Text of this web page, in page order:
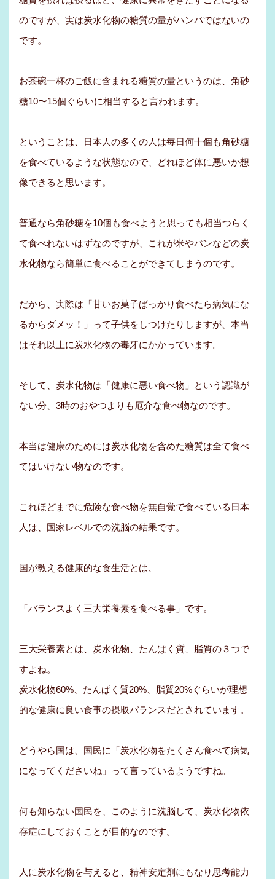
のですが、実は炭水化物の糖質の量がハンパではないの
です。
お茶碗一杯のご飯に含まれる糖質の量というのは、角砂
糖10〜15個ぐらいに相当すると言われます。
ということは、日本人の多くの人は毎日何十個も角砂糖
を食べているような状態なので、どれほど体に悪いか想
像できると思います。
普通なら角砂糖を10個も食べようと思っても相当つらく
て食べれないはずなのですが、これが米やパンなどの炭
水化物なら簡単に食べることができてしまうのです。
だから、実際は「甘いお菓子ばっかり食べたら病気にな
るからダメッ！」って子供をしつけたりしますが、本当
はそれ以上に炭水化物の毒牙にかかっています。
そして、炭水化物は「健康に悪い食べ物」という認識が
ない分、3時のおやつよりも厄介な食べ物なのです。
本当は健康のためには炭水化物を含めた糖質は全て食べ
てはいけない物なのです。
これほどまでに危険な食べ物を無自覚で食べている日本
人は、国家レベルでの洗脳の結果です。
国が教える健康的な食生活とは、
「バランスよく三大栄養素を食べる事」です。
三大栄養素とは、炭水化物、たんぱく質、脂質の３つで
すよね。
炭水化物60%、たんぱく質20%、脂質20%ぐらいが理想
的な健康に良い食事の摂取バランスだとされています。
どうやら国は、国民に「炭水化物をたくさん食べて病気
になってくださいね」って言っているようですね。
何も知らない国民を、このように洗脳して、炭水化物依
存症にしておくことが目的なのです。
人に炭水化物を与えると、精神安定剤にもなり思考能力